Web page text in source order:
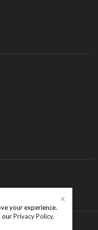
your experience.
ourPrivacy Policy.